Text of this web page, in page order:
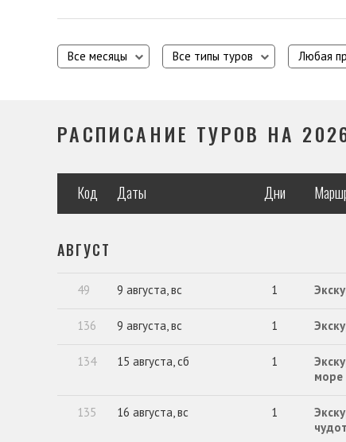
Все месяцы Все типы туров Любая
РАСПИСАНИЕ ТУРОВ НА
Код Даты Дни
АВГУСТ
49 9 августа, вс 1
136 9 августа, вс 1
134 15 августа, сб 1
море
135 16 августа, вс 1